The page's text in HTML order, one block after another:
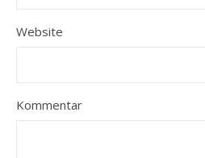
Website
Kommentar